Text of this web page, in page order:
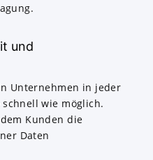
und
Unternehmen in jeder
wie möglich.
Kunden die
Daten